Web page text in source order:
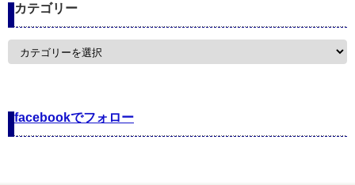
カテゴリー
カ
facebookでフォロー